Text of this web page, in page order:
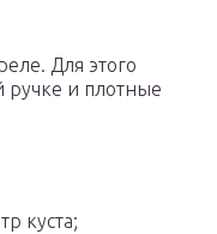
Для этого
ручке и плотные
куста;